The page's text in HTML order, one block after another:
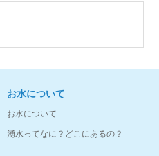
お水について
お水について
湧水ってなに？どこにあるの？